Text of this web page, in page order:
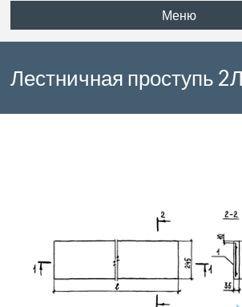
Меню
Лестничная проступь